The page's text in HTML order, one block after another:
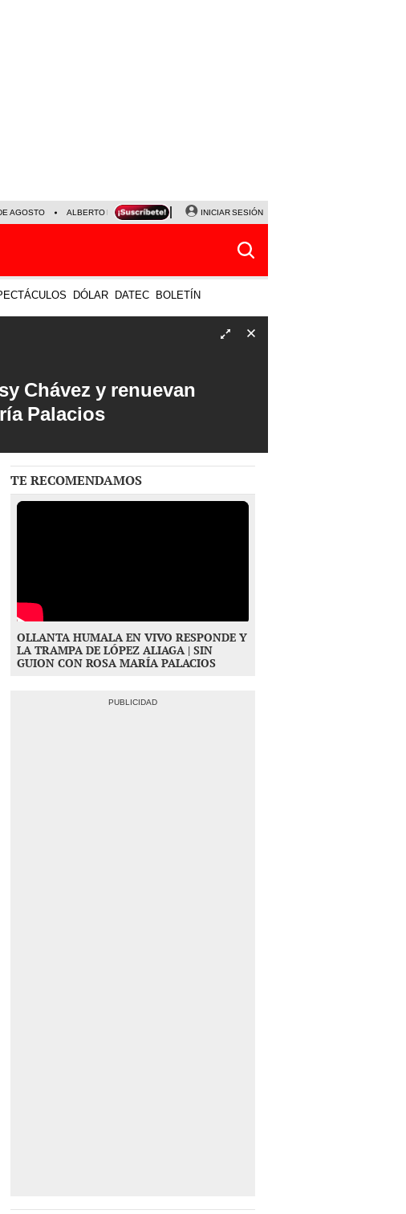
AGOSTO ALBERTO BENAVIDES NALDY SALDAÑA
INICIAR SESIÓN
DÓLAR DATEC BOLETÍN
Chávez y renuevan
Palacios
TE RECOMENDAMOS
OLLANTA HUMALA EN VIVO RESPONDE Y
LA TRAMPA DE LÓPEZ ALIAGA | SIN
GUION CON ROSA MARÍA PALACIOS